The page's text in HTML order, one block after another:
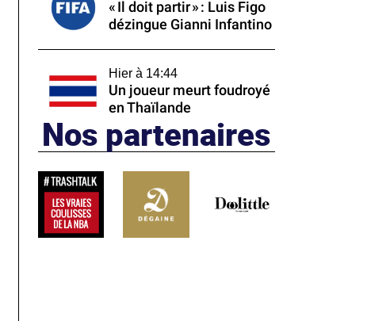
« Il doit partir » : Luis Figo
dézingue Gianni Infantino
Hier à 14:44
Un joueur meurt foudroyé
en Thaïlande
Nos partenaires